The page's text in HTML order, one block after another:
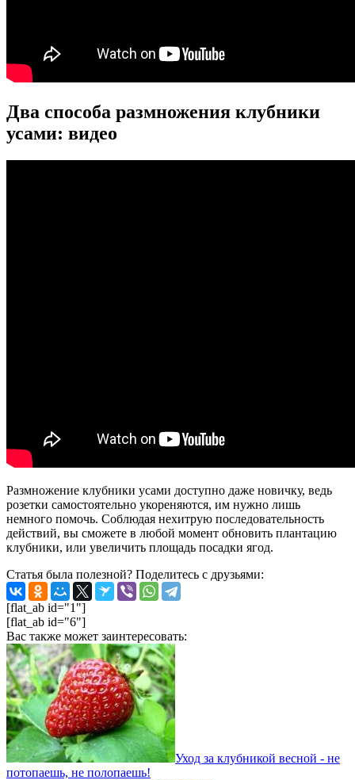
Два способа размножения клубники
усами: видео
Размножение клубники усами доступно даже новичку, ведь
розетки самостоятельно укореняются, им нужно лишь
немного помочь. Соблюдая нехитрую последовательность
действий, вы сможете в любой момент обновить плантацию
клубники, или увеличить площадь посадки ягод.
Статья была полезной? Поделитесь с друзьями:
[flat_ab id="1"]
[flat_ab id="6"]
Вас также может заинтересовать:
Уход за клубникой весной - не
потопаешь, не полопаешь!